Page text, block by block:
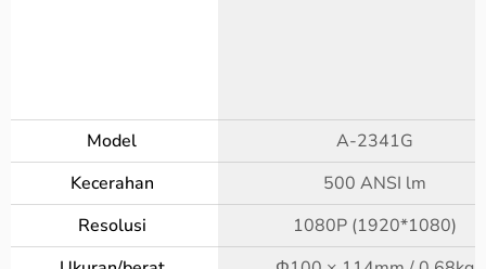
Model
A-2341G
Kecerahan
500 ANSI lm
Resolusi
1080P (1920*1080)